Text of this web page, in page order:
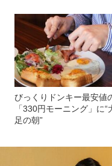
びっくりドンキー最安値
「330円モーニング」に“
足の朝”